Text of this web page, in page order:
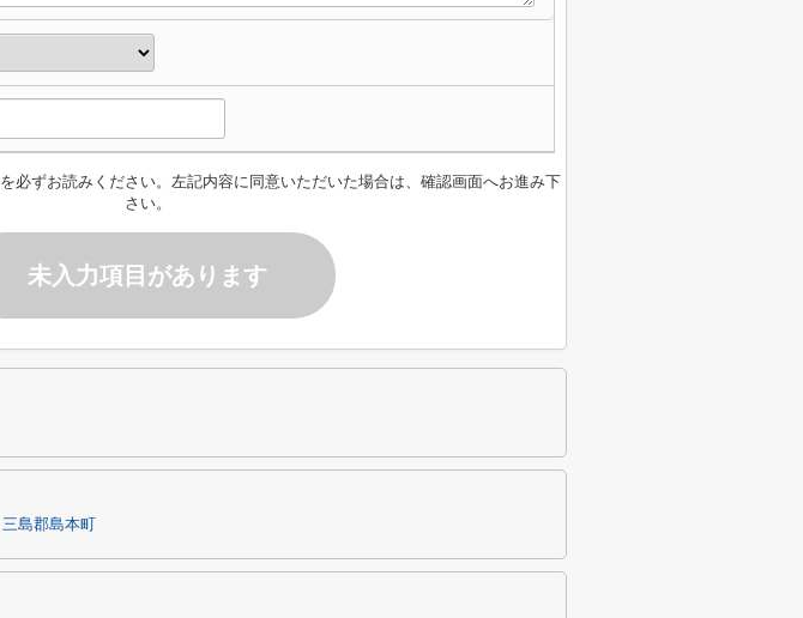
を必ずお読みください。左記内容に同意いただいた場合は、確認画面へお進み下
さい。
未入力項目があります
三島郡島本町